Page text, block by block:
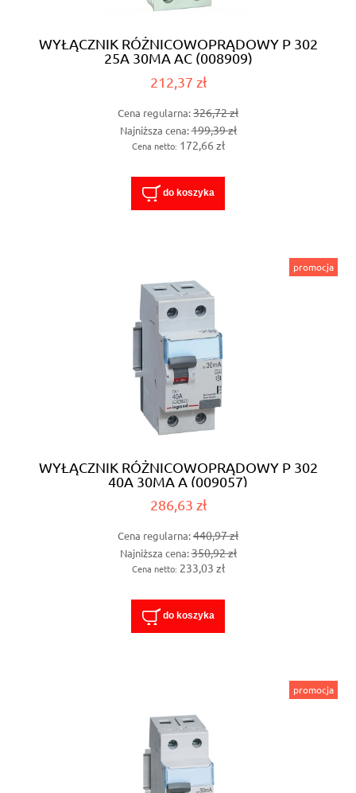
WYŁĄCZNIK RÓŻNICOWOPRĄDOWY P 302
25A 30MA AC (008909)
212,37 zł
Cena regularna:326,72 zł
Najniższa cena:199,39 zł
Cena netto: 172,66 zł
do koszyka
WYŁĄCZNIK RÓŻNICOWOPRĄDOWY P 302
40A 30MA A (009057)
286,63 zł
Cena regularna:440,97 zł
Najniższa cena:350,92 zł
Cena netto: 233,03 zł
do koszyka
promocja
promocja